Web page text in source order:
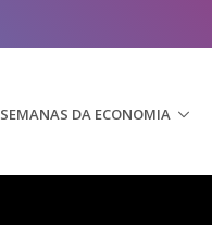
SEMANAS DA ECONOMIA